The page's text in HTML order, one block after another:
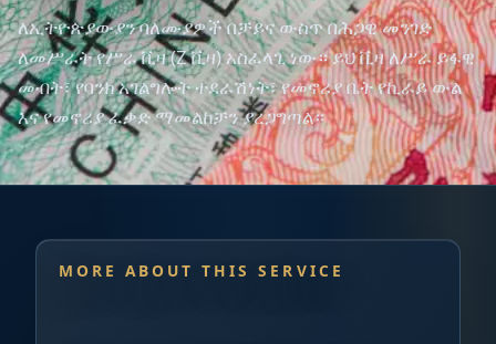
ለኢትዮጵያውያን ባለሙያዎች በቻይና ውስጥ በሕጋዊ መንገድ
ለመሥራት የሥራ ቪዛ (Z ቪዛ) አስፈላጊ ነው። ይህ ቪዛ ለሥራ ይፋዊ
መብት፣ የባንክ አገልግሎት ተደራሽነት፣ የመኖሪያ ቤት የኪራይ ውል
እና የመኖሪያ ፈቃድ ማመልከቻን ያረጋግጣል።
MORE ABOUT THIS SERVICE